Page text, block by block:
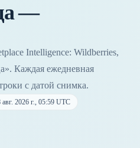
—
Intelligence: Wildberries,
Каждая ежедневная
с датой снимка.
авг. 2026 г., 05:59 UTC